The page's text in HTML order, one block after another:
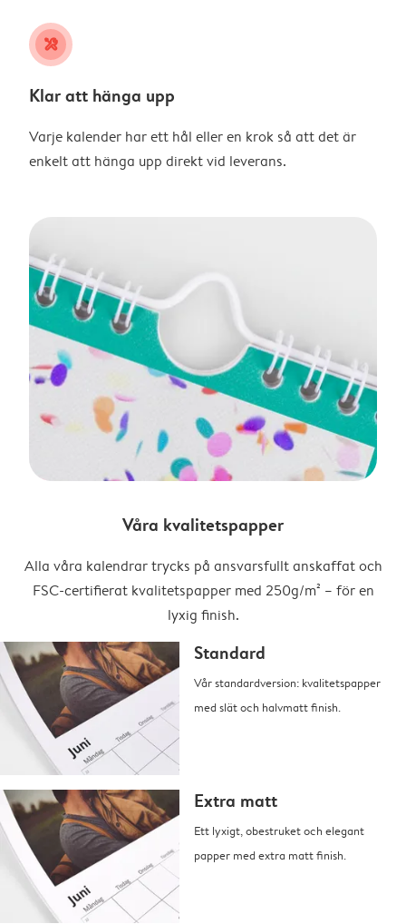
tools
Klar att hänga upp
Varje kalender har ett hål eller en krok så att det är
enkelt att hänga upp direkt vid leverans.
Våra kvalitetspapper
Alla våra kalendrar trycks på ansvarsfullt anskaffat och
FSC-certifierat kvalitetspapper med 250g/m² – för en
lyxig finish.
Standard
Vår standardversion: kvalitetspapper
med slät och halvmatt finish.
Extra matt
Ett lyxigt, obestruket och elegant
papper med extra matt finish.